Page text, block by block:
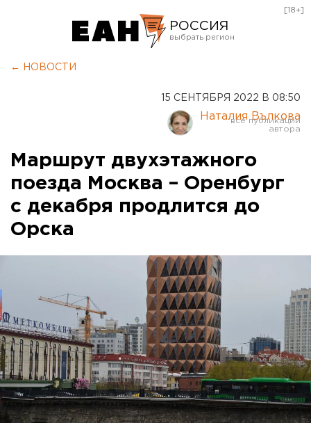
РОССИЯ
Курган
Оренбург
[18+]
← НОВОСТИ
15 СЕНТЯБРЯ 2022 В 08:50
Наталия Вълкова
Маршрут двухэтажного
поезда Москва – Оренбург
с декабря продлится до
Орска